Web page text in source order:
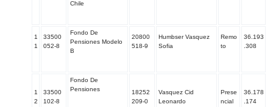
Chile
1
1
33500
052-8
Fondo De
Pensiones Modelo
B
20800
518-9
Humbser Vasquez
Sofia
Remo
to
36.193
.308
1
2
33500
102-8
Fondo De
Pensiones
18252
209-0
Vasquez Cid
Leonardo
Prese
ncial
36.178
.174